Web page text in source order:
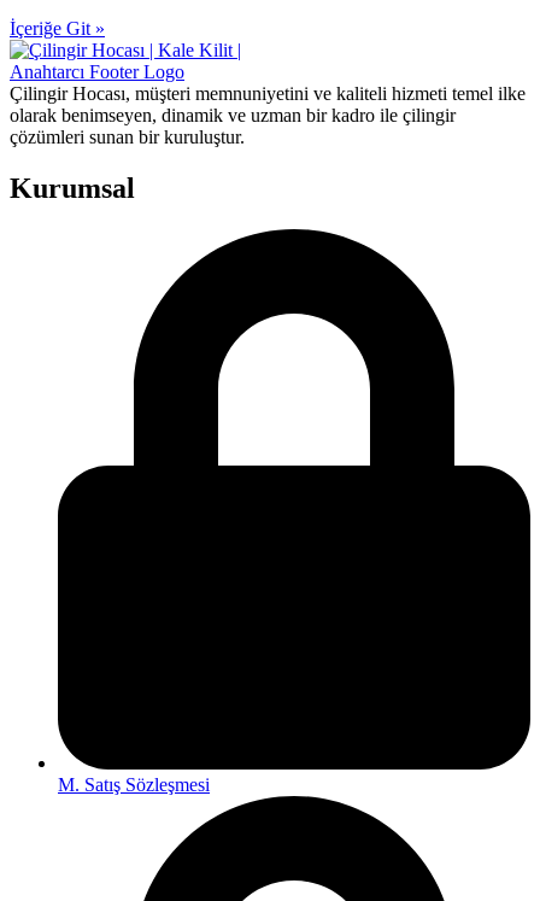
İçeriğe Git »
Çilingir Hocası, müşteri memnuniyetini ve kaliteli hizmeti temel ilke
olarak benimseyen, dinamik ve uzman bir kadro ile çilingir
çözümleri sunan bir kuruluştur.
Kurumsal
M. Satış Sözleşmesi